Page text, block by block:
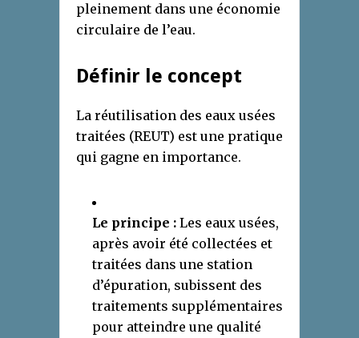
pleinement dans une économie
circulaire de l’eau.
Définir le concept
La réutilisation des eaux usées
traitées (REUT) est une pratique
qui gagne en importance.
Le principe : Les eaux usées,
après avoir été collectées et
traitées dans une station
d’épuration, subissent des
traitements supplémentaires
pour atteindre une qualité